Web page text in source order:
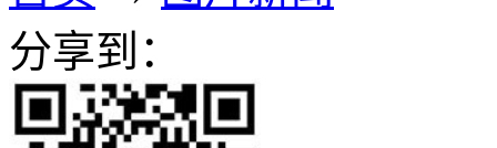
分享到：